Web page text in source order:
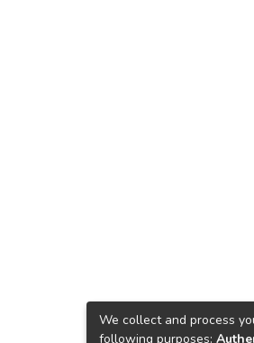
We collect and process
following purposes: